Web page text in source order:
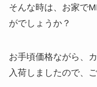
そんな時は、お家で
がでしょうか？
お手頃価格ながら、
入荷しましたので、